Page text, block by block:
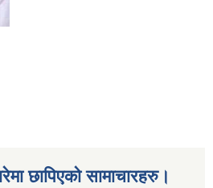
छापिएको सामाचारहरु।